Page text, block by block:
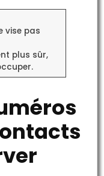
vise pas
plus sûr,